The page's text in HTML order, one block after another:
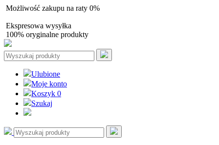
Możliwość zakupu na raty 0%
Ekspresowa wysyłka
100% oryginalne produkty
Ulubione
Moje konto
Koszyk 0
Szukaj